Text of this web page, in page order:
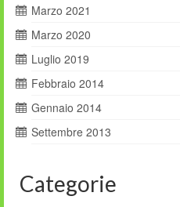
Marzo 2021
Marzo 2020
Luglio 2019
Febbraio 2014
Gennaio 2014
Settembre 2013
Categorie